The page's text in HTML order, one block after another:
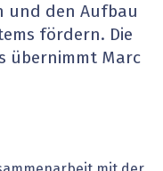
und den Aufbau
fördern. Die
übernimmt Marc